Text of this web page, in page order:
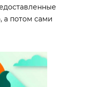
а потом сами